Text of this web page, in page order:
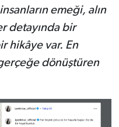
emeği, alın
detayında bir
hikâye var. En
dönüştüren